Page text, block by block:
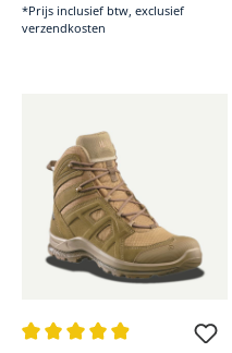
*Prijs inclusief btw, exclusief
verzendkosten